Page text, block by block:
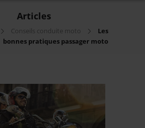
Articles
Conseils conduite moto
Les
bonnes pratiques passager moto